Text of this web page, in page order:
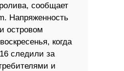
сообщает
Напряженность
островом
когда
следили за
и